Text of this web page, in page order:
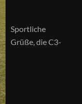
Sportliche
Grüße, die C3-